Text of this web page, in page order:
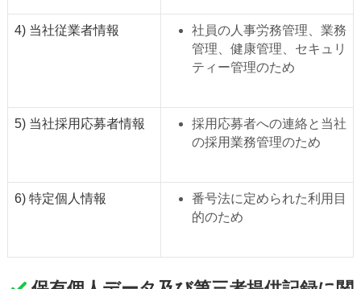
4) 当社従業者情報
社員の人事労務管理、業務
管理、健康管理、セキュリ
ティー管理のため
5) 当社採用応募者情報
採用応募者への連絡と当社
の採用業務管理のため
6) 特定個人情報
番号法に定められた利用目
的のため